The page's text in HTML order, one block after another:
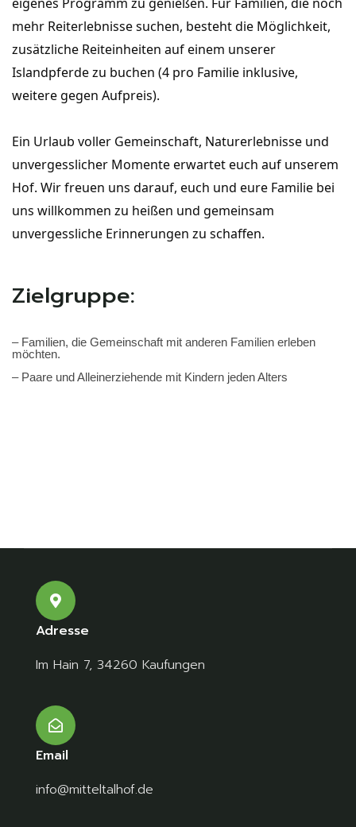
mehr Reiterlebnisse suchen, besteht die Möglichkeit,
zusätzliche Reiteinheiten auf einem unserer
Islandpferde zu buchen (4 pro Familie inklusive,
weitere gegen Aufpreis).
Ein Urlaub voller Gemeinschaft, Naturerlebnisse und
unvergesslicher Momente erwartet euch auf unserem
Hof. Wir freuen uns darauf, euch und eure Familie bei
uns willkommen zu heißen und gemeinsam
unvergessliche Erinnerungen zu schaffen.
Zielgruppe:
– Familien, die Gemeinschaft mit anderen Familien erleben
möchten.
– Paare und Alleinerziehende mit Kindern jeden Alters
Adresse
Im Hain 7, 34260 Kaufungen
Email
info@mitteltalhof.de